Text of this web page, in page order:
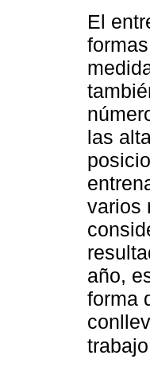
El
las
varios
año,
forma